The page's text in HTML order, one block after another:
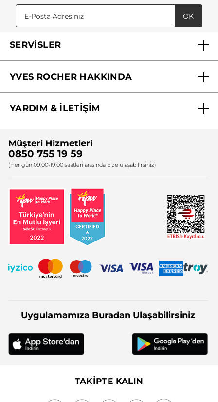
OK
SERVİSLER
YVES ROCHER HAKKINDA
Yves Rocher Vakfı
YARDIM & İLETİŞİM
Bize Ulaşın
Firma Bilgileri
Müşteri Hizmetleri
0850 755 19 59
(Her gün 09.00-19.00 saatleri arasında bize ulaşabilirsiniz)
Uygulamamıza Buradan Ulaşabilirsiniz
TAKİPTE KALIN